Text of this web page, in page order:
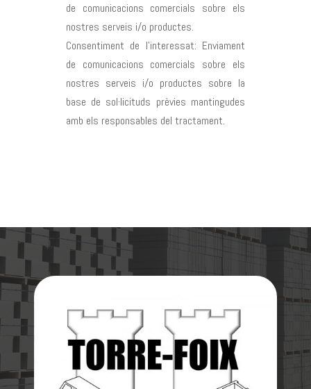
de comunicacions comercials sobre els
nostres serveis i/o productes.
Consentiment de l’interessat: Enviament
de comunicacions comercials sobre els
nostres serveis i/o productes sobre la
base de sol·licituds prèvies mantingudes
amb els responsables del tractament.